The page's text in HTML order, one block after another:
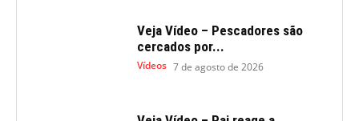
Veja Vídeo – Pescadores são
cercados por...
Vídeos 7 de agosto de 2026